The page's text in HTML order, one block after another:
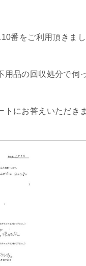
番をご利用頂きま
用品の回収処分で伺
トにお答えいただき